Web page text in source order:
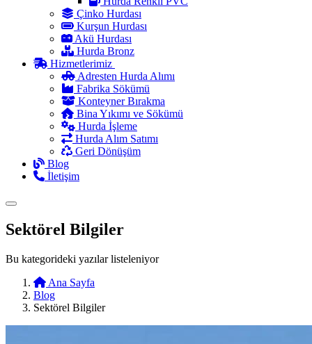
Çinko Hurdası
Kurşun Hurdası
Akü Hurdası
Hurda Bronz
Hizmetlerimiz
Adresten Hurda Alımı
Fabrika Sökümü
Konteyner Bırakma
Bina Yıkımı ve Sökümü
Hurda İşleme
Hurda Alım Satımı
Geri Dönüşüm
Blog
İletişim
Sektörel Bilgiler
Bu kategorideki yazılar listeleniyor
Ana Sayfa
Blog
Sektörel Bilgiler